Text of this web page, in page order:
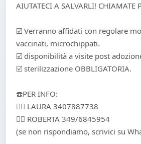
AIUTATECI A SALVARLI! CHIAMATE
☑️ Verranno affidati con regolare
vaccinati, microchippati.
☑️ disponibilità a visite post
☑️ sterilizzazione OBBLIGATORIA.
☎️PER INFO:
👉🏻 LAURA ‪3407887738
👉🏻 ROBERTA 349/6845954
(se non rispondiamo, scrivici su